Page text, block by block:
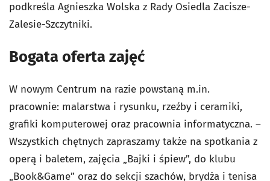
podkreśla Agnieszka Wolska z Rady Osiedla Zacisze-
Zalesie-Szczytniki.
Bogata oferta zajęć
W nowym Centrum na razie powstaną m.in.
pracownie: malarstwa i rysunku, rzeźby i ceramiki,
grafiki komputerowej oraz pracownia informatyczna. –
Wszystkich chętnych zapraszamy także na spotkania z
operą i baletem, zajęcia „Bajki i śpiew”, do klubu
„Book&Game” oraz do sekcji szachów, brydża i tenisa